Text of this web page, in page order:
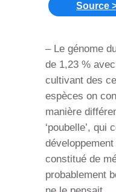
Source
– Le génome
de 1,23 %
cultivant des
espèces on
manière
‘poubelle’, qui
constitué de
probablement